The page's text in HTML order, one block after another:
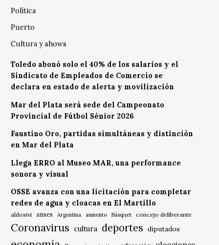
Política
Puerto
Cultura y shows
Toledo abonó solo el 40% de los salarios y el
Sindicato de Empleados de Comercio se
declara en estado de alerta y movilización
Mar del Plata será sede del Campeonato
Provincial de Fútbol Sénior 2026
Faustino Oro, partidas simultáneas y distinción
en Mar del Plata
Llega ERRO al Museo MAR, una performance
sonora y visual
OSSE avanza con una licitación para completar
redes de agua y cloacas en El Martillo
aldosivi anses Argentina aumento Básquet concejo deliberante
Coronavirus cultura deportes diputados